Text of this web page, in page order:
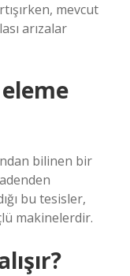
mevcut
arızalar
bilinen bir
bu tesisler,
makinelerdir.